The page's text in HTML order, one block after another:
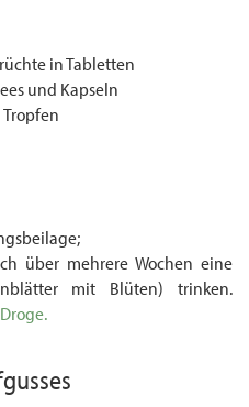
in Tabletten
und Kapseln
über mehrere Wochen eine
mit Blüten) trinken.
Droge.